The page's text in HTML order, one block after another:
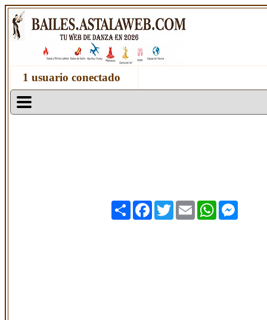
1 usuario conectado
Share Facebook
TwitterEmail WhatsApp